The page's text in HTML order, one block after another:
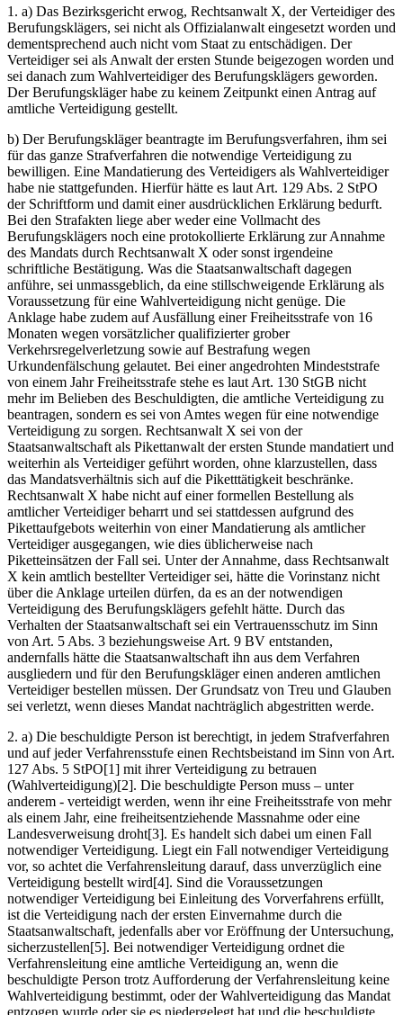
1. a) Das Bezirksgericht erwog, Rechtsanwalt X, der Verteidiger des
Berufungsklägers, sei nicht als Offizialanwalt eingesetzt worden und
dementsprechend auch nicht vom Staat zu entschädigen. Der
Verteidiger sei als Anwalt der ersten Stunde beigezogen worden und
sei danach zum Wahlverteidiger des Berufungsklägers geworden.
Der Berufungskläger habe zu keinem Zeitpunkt einen Antrag auf
amtliche Verteidigung gestellt.
b) Der Berufungskläger beantragte im Berufungsverfahren, ihm sei
für das ganze Strafverfahren die notwendige Verteidigung zu
bewilligen. Eine Mandatierung des Verteidigers als Wahlverteidiger
habe nie stattgefunden. Hierfür hätte es laut Art. 129 Abs. 2 StPO
der Schriftform und damit einer ausdrücklichen Erklärung bedurft.
Bei den Strafakten liege aber weder eine Vollmacht des
Berufungsklägers noch eine protokollierte Erklärung zur Annahme
des Mandats durch Rechtsanwalt X oder sonst irgendeine
schriftliche Bestätigung. Was die Staatsanwaltschaft dagegen
anführe, sei unmassgeblich, da eine stillschweigende Erklärung als
Voraussetzung für eine Wahlverteidigung nicht genüge. Die
Anklage habe zudem auf Ausfällung einer Freiheitsstrafe von 16
Monaten wegen vorsätzlicher qualifizierter grober
Verkehrsregelverletzung sowie auf Bestrafung wegen
Urkundenfälschung gelautet. Bei einer angedrohten Mindeststrafe
von einem Jahr Freiheitsstrafe stehe es laut Art. 130 StGB nicht
mehr im Belieben des Beschuldigten, die amtliche Verteidigung zu
beantragen, sondern es sei von Amtes wegen für eine notwendige
Verteidigung zu sorgen. Rechtsanwalt X sei von der
Staatsanwaltschaft als Pikettanwalt der ersten Stunde mandatiert und
weiterhin als Verteidiger geführt worden, ohne klarzustellen, dass
das Mandatsverhältnis sich auf die Piketttätigkeit beschränke.
Rechtsanwalt X habe nicht auf einer formellen Bestellung als
amtlicher Verteidiger beharrt und sei stattdessen aufgrund des
Pikettaufgebots weiterhin von einer Mandatierung als amtlicher
Verteidiger ausgegangen, wie dies üblicherweise nach
Piketteinsätzen der Fall sei. Unter der Annahme, dass Rechtsanwalt
X kein amtlich bestellter Verteidiger sei, hätte die Vorinstanz nicht
über die Anklage urteilen dürfen, da es an der notwendigen
Verteidigung des Berufungsklägers gefehlt hätte. Durch das
Verhalten der Staatsanwaltschaft sei ein Vertrauensschutz im Sinn
von Art. 5 Abs. 3 beziehungsweise Art. 9 BV entstanden,
andernfalls hätte die Staatsanwaltschaft ihn aus dem Verfahren
ausgliedern und für den Berufungskläger einen anderen amtlichen
Verteidiger bestellen müssen. Der Grundsatz von Treu und Glauben
sei verletzt, wenn dieses Mandat nachträglich abgestritten werde.
2. a) Die beschuldigte Person ist berechtigt, in jedem Strafverfahren
und auf jeder Verfahrensstufe einen Rechtsbeistand im Sinn von Art.
127 Abs. 5 StPO[1] mit ihrer Verteidigung zu betrauen
(Wahlverteidigung)[2]. Die beschuldigte Person muss – unter
anderem - verteidigt werden, wenn ihr eine Freiheitsstrafe von mehr
als einem Jahr, eine freiheitsentziehende Massnahme oder eine
Landesverweisung droht[3]. Es handelt sich dabei um einen Fall
notwendiger Verteidigung. Liegt ein Fall notwendiger Verteidigung
vor, so achtet die Verfahrensleitung darauf, dass unverzüglich eine
Verteidigung bestellt wird[4]. Sind die Voraussetzungen
notwendiger Verteidigung bei Einleitung des Vorverfahrens erfüllt,
ist die Verteidigung nach der ersten Einvernahme durch die
Staatsanwaltschaft, jedenfalls aber vor Eröffnung der Untersuchung,
sicherzustellen[5]. Bei notwendiger Verteidigung ordnet die
Verfahrensleitung eine amtliche Verteidigung an, wenn die
beschuldigte Person trotz Aufforderung der Verfahrensleitung keine
Wahlverteidigung bestimmt, oder der Wahlverteidigung das Mandat